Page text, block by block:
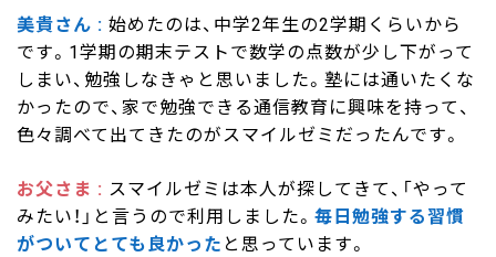
美貴さん
始めたのは、中学2年生の2学期くらいから
です。1学期の期末テストで数学の点数が少し下がって
しまい、勉強しなきゃと思いました。塾には通いたくな
かったので、家で勉強できる通信教育に興味を持って、
色々調べて出てきたのがスマイルゼミだったんです。
お父さま
スマイルゼミは本人が探してきて、「やって
みたい！」と言うので利用しました。 毎日勉強する習慣
がついてとても良かった と思っています。